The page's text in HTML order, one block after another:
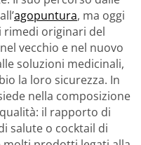
agopuntura, ma oggi
rimedi originari del
vecchio e nel nuovo
soluzioni medicinali,
la loro sicurezza. In
nella composizione
il rapporto di
salute o cocktail di